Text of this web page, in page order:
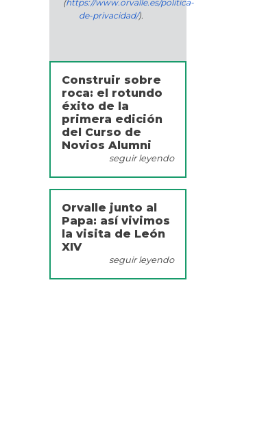
(https://www.orvalle.es/politica-
de-privacidad/).
Construir sobre
roca: el rotundo
éxito de la
primera edición
del Curso de
Novios Alumni
seguir leyendo
Orvalle junto al
Papa: así vivimos
la visita de León
XIV
seguir leyendo